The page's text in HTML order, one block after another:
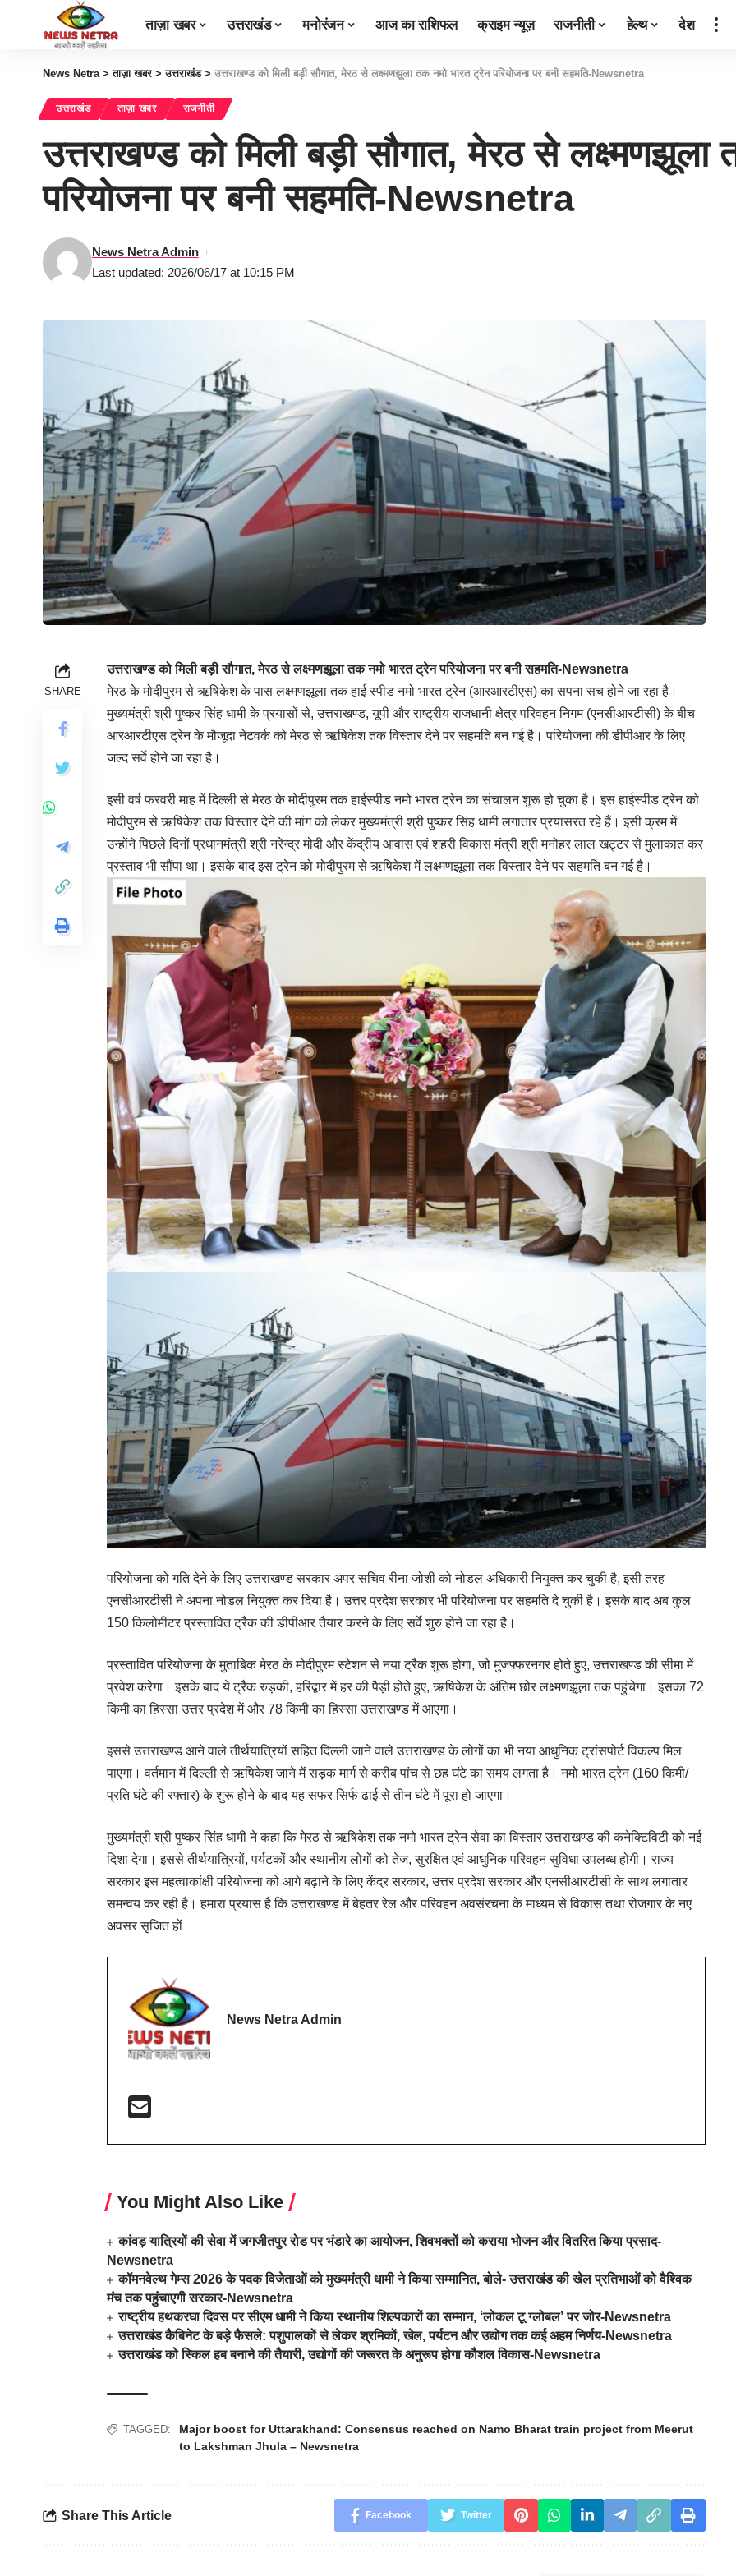
ताज़ा खबर उत्तराखंड मनोरंजन आज का राशिफल क्राइम न्यूज़ राजनीती हेल्थ देश
News Netra>ताज़ा खबर>उत्तराखंड> उत्तराखण्ड को मिली बड़ी सौगात, मेरठ से लक्ष्मणझूला तक नमो भारत ट्रेन परियोजना पर बनी सहमति-Newsnetra
उत्तराखंड ताज़ा खबर राजनीती
उत्तराखण्ड को मिली बड़ी सौगात, मेरठ से
परियोजना पर बनी सहमति-Newsnetra
Last updated: 2026/06/17 at 10:15 PM
News Netra Admin
SHARE
उत्तराखण्ड को मिली बड़ी सौगात, मेरठ से लक्ष्मणझूला तक नमो भारत ट्रेन परियोजना पर बनी सहमति-Newsnetra
मेरठ के मोदीपुरम से ऋषिकेश के पास लक्ष्मणझूला तक हाई स्पीड नमो भारत ट्रेन (आरआरटीएस) का सपना सच होने जा रहा है।
मुख्यमंत्री श्री पुष्कर सिंह धामी के प्रयासों से, उत्तराखण्ड, यूपी और राष्ट्रीय राजधानी क्षेत्र परिवहन निगम (एनसीआरटीसी) के बीच
आरआरटीएस ट्रेन के मौजूदा नेटवर्क को मेरठ से ऋषिकेश तक विस्तार देने पर सहमति बन गई है। परियोजना की डीपीआर के लिए
जल्द सर्वे होने जा रहा है।
इसी वर्ष फरवरी माह में दिल्ली से मेरठ के मोदीपुरम तक हाईस्पीड नमो भारत ट्रेन का संचालन शुरू हो चुका है। इस हाईस्पीड ट्रेन को
मोदीपुरम से ऋषिकेश तक विस्तार देने की मांग को लेकर मुख्यमंत्री श्री पुष्कर सिंह धामी लगातार प्रयासरत रहे हैं। इसी क्रम में
उन्होंने पिछले दिनों प्रधानमंत्री श्री नरेन्द्र मोदी और केंद्रीय आवास एवं शहरी विकास मंत्री श्री मनोहर लाल खट्टर से मुलाकात कर
प्रस्ताव भी सौंपा था। इसके बाद इस ट्रेन को मोदीपुरम से ऋषिकेश में लक्ष्मणझूला तक विस्तार देने पर सहमति बन गई है।
परियोजना को गति देने के लिए उत्तराखण्ड सरकार अपर सचिव रीना जोशी को नोडल अधिकारी नियुक्त कर चुकी है, इसी तरह
एनसीआरटीसी ने अपना नोडल नियुक्त कर दिया है। उत्तर प्रदेश सरकार भी परियोजना पर सहमति दे चुकी है। इसके बाद अब कुल
150 किलोमीटर प्रस्तावित ट्रैक की डीपीआर तैयार करने के लिए सर्वे शुरु होने जा रहा है।
प्रस्तावित परियोजना के मुताबिक मेरठ के मोदीपुरम स्टेशन से नया ट्रैक शुरू होगा, जो मुजफ्फरनगर होते हुए, उत्तराखण्ड की सीमा में
प्रवेश करेगा। इसके बाद ये ट्रैक रुड़की, हरिद्वार में हर की पैड़ी होते हुए, ऋषिकेश के अंतिम छोर लक्ष्मणझूला तक पहुंचेगा। इसका 72
किमी का हिस्सा उत्तर प्रदेश में और 78 किमी का हिस्सा उत्तराखण्ड में आएगा।
इससे उत्तराखण्ड आने वाले तीर्थयात्रियों सहित दिल्ली जाने वाले उत्तराखण्ड के लोगों का भी नया आधुनिक ट्रांसपोर्ट विकल्प मिल
पाएगा। वर्तमान में दिल्ली से ऋषिकेश जाने में सड़क मार्ग से करीब पांच से छह घंटे का समय लगता है। नमो भारत ट्रेन (160 किमी/
प्रति घंटे की रफ्तार) के शुरू होने के बाद यह सफर सिर्फ ढाई से तीन घंटे में पूरा हो जाएगा।
मुख्यमंत्री श्री पुष्कर सिंह धामी ने कहा कि मेरठ से ऋषिकेश तक नमो भारत ट्रेन सेवा का विस्तार उत्तराखण्ड की कनेक्टिविटी को नई
दिशा देगा। इससे तीर्थयात्रियों, पर्यटकों और स्थानीय लोगों को तेज, सुरक्षित एवं आधुनिक परिवहन सुविधा उपलब्ध होगी। राज्य
सरकार इस महत्वाकांक्षी परियोजना को आगे बढ़ाने के लिए केंद्र सरकार, उत्तर प्रदेश सरकार और एनसीआरटीसी के साथ लगातार
समन्वय कर रही है। हमारा प्रयास है कि उत्तराखण्ड में बेहतर रेल और परिवहन अवसंरचना के माध्यम से विकास तथा रोजगार के नए
अवसर सृजित हों
News Netra Admin
You Might Also Like
कांवड़ यात्रियों की सेवा में जगजीतपुर रोड पर भंडारे का आयोजन, शिवभक्तों को कराया भोजन और वितरित किया प्रसाद-
Newsnetra
कॉमनवेल्थ गेम्स 2026 के पदक विजेताओं को मुख्यमंत्री धामी ने किया सम्मानित, बोले- उत्तराखंड की खेल प्रतिभाओं को वैश्विक
मंच तक पहुंचाएगी सरकार-Newsnetra
राष्ट्रीय हथकरघा दिवस पर सीएम धामी ने किया स्थानीय शिल्पकारों का सम्मान, ‘लोकल टू ग्लोबल’ पर जोर-Newsnetra
उत्तराखंड कैबिनेट के बड़े फैसले: पशुपालकों से लेकर श्रमिकों, खेल, पर्यटन और उद्योग तक कई अहम निर्णय-Newsnetra
उत्तराखंड को स्किल हब बनाने की तैयारी, उद्योगों की जरूरत के अनुरूप होगा कौशल विकास-Newsnetra
TAGGED:
Major boost for Uttarakhand: Consensus reached on Namo Bharat train project from Meerut
to Lakshman Jhula – Newsnetra
Share This Article Facebook Twitter